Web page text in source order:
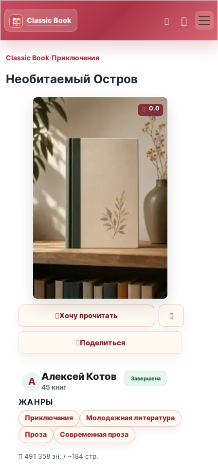
Classic Book/Приключения
Необитаемый Остров
0.0
Хочу прочитать
Поделиться
А Алексей Котов
45 книг
Завершена
491 358 зн. / ~184 стр.
ЖАНРЫ
Приключения
Молодежная литература
Проза
Современная проза